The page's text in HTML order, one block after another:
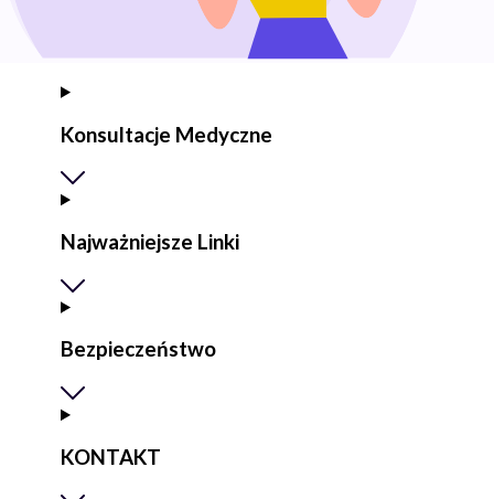
Konsultacje Medyczne
Najważniejsze Linki
Bezpieczeństwo
KONTAKT